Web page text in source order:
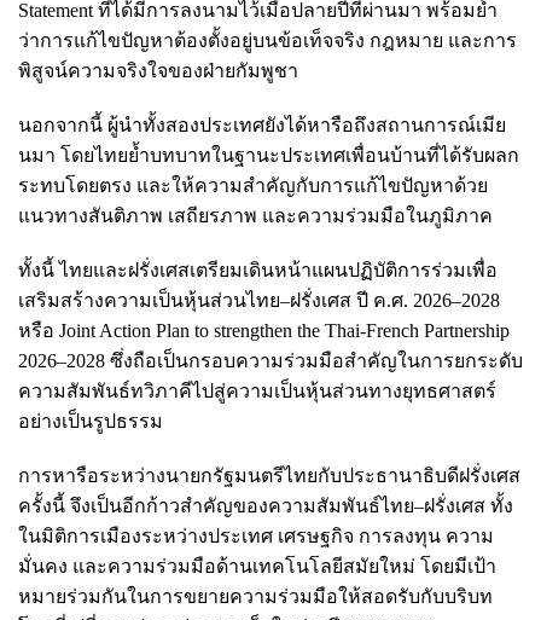
Statement ที่ได้มีการลงนามไว้เมื่อปลายปีที่ผ่านมา พร้อมย้ำ
ว่าการแก้ไขปัญหาต้องตั้งอยู่บนข้อเท็จจริง กฎหมาย และการ
พิสูจน์ความจริงใจของฝ่ายกัมพูชา
นอกจากนี้ ผู้นำทั้งสองประเทศยังได้หารือถึงสถานการณ์เมีย
นมา โดยไทยย้ำบทบาทในฐานะประเทศเพื่อนบ้านที่ได้รับผลก
ระทบโดยตรง และให้ความสำคัญกับการแก้ไขปัญหาด้วย
แนวทางสันติภาพ เสถียรภาพ และความร่วมมือในภูมิภาค
ทั้งนี้ ไทยและฝรั่งเศสเตรียมเดินหน้าแผนปฏิบัติการร่วมเพื่อ
เสริมสร้างความเป็นหุ้นส่วนไทย–ฝรั่งเศส ปี ค.ศ. 2026–2028
หรือ Joint Action Plan to strengthen the Thai-French Partnership
2026–2028 ซึ่งถือเป็นกรอบความร่วมมือสำคัญในการยกระดับ
ความสัมพันธ์ทวิภาคีไปสู่ความเป็นหุ้นส่วนทางยุทธศาสตร์
อย่างเป็นรูปธรรม
การหารือระหว่างนายกรัฐมนตรีไทยกับประธานาธิบดีฝรั่งเศส
ครั้งนี้ จึงเป็นอีกก้าวสำคัญของความสัมพันธ์ไทย–ฝรั่งเศส ทั้ง
ในมิติการเมืองระหว่างประเทศ เศรษฐกิจ การลงทุน ความ
มั่นคง และความร่วมมือด้านเทคโนโลยีสมัยใหม่ โดยมีเป้า
หมายร่วมกันในการขยายความร่วมมือให้สอดรับกับบริบท